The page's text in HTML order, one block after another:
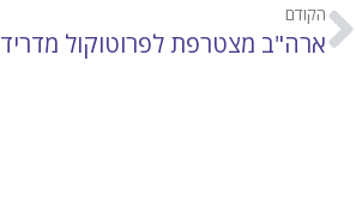
הקודם
ארה"ב מצטרפת לפרוטוקול מדריד